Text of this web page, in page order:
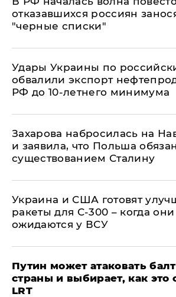
отказавшихся россиян
"черные списки"
Удары Украины по
обвалили экспорт
РФ до 10-летнего минимума
​Захарова набросилась на
и заявила, что Польша
существованием Сталину
Украина и США готовят
ракеты для С-300 – когда они
ожидаются у ВСУ
Путин может атаковать
страны и выбирает, как это
LRT